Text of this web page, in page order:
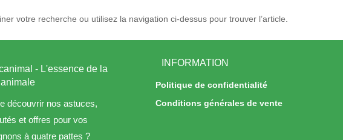
votre recherche ou utilisez la navigation ci-dessus pour trouver l’article.
- L'essence de la
découvrir nos astuces,
et offres pour vos
à quatre pattes ?
INFORMATION
Politique de confidentialité
Conditions générales de vente